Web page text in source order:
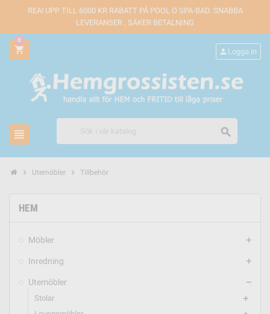
REA! UPP TILL 6000 KR RABATT PÅ POOL O SPA-BAD. SNABBA
LEVERANSER , SÄKER BETALNING
shopping_cart
0
view_headline search
person Logga in
chevron_right Utemöbler chevron_right Tillbehör
HEM
Möbler add
Inredning add
Utemöbler remove
Stolar add